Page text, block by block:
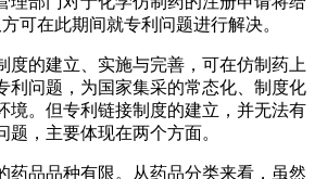
可在此期间就专利问题进行解决。
度的建立、实施与完善，可在仿制药上
利问题，为国家集采的常态化、制度化
境。但专利链接制度的建立，并无法有
，主要体现在两个方面。
药品品种有限。从药品分类来看，虽然